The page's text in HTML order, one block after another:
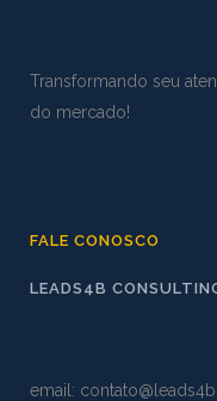
Transformando seu
do mercado!
FALE CONOSCO
LEADS4B
email: